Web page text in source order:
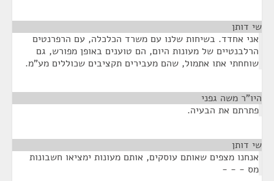
שי דותן
אני אחדד. בשיחות שלנו עם משרד הכלכלה, עם הרפרנטים
הרלבנטיים של מעונות היום, הם טוענים באופן מפורש, גם
שוחחתי אתו אתמול, שהם מעבירים תקציבים שכוללים מע"מ.
היו"ר משה גפני
פתרתם את הבעיה.
שי דותן
אנחנו מצפים שאותם עוסקים, אותם מעונות ימציאו חשבונות
מס - - -